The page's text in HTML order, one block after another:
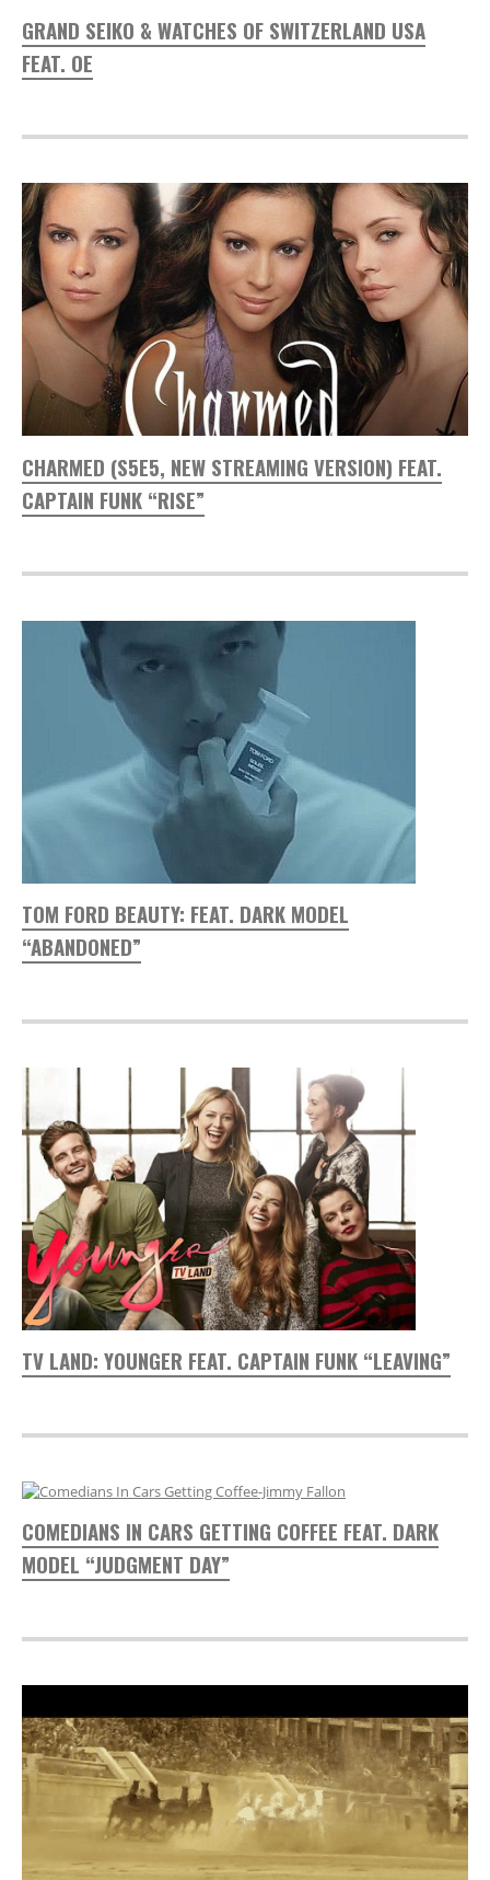
GRAND SEIKO & WATCHES OF SWITZERLAND USA
FEAT. OE
CHARMED (S5E5, NEW STREAMING VERSION) FEAT.
CAPTAIN FUNK “RISE”
TOM FORD BEAUTY: FEAT. DARK MODEL
“ABANDONED”
TV LAND: YOUNGER FEAT. CAPTAIN FUNK “LEAVING”
COMEDIANS IN CARS GETTING COFFEE FEAT. DARK
MODEL “JUDGMENT DAY”